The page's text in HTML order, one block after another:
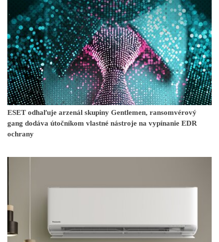
ESET odhaľuje arzenál skupiny Gentlemen, ransomvérový
gang dodáva útočníkom vlastné nástroje na vypínanie EDR
ochrany